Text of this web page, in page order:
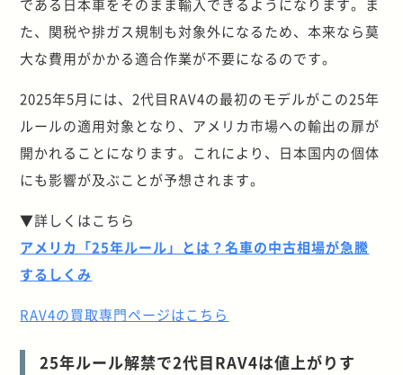
である日本車をそのまま輸入できるようになります。ま
た、関税や排ガス規制も対象外になるため、本来なら莫
大な費用がかかる適合作業が不要になるのです。
2025年5月には、2代目RAV4の最初のモデルがこの25年
ルールの適用対象となり、アメリカ市場への輸出の扉が
開かれることになります。これにより、日本国内の個体
にも影響が及ぶことが予想されます。
▼詳しくはこちら
アメリカ「25年ルール」とは？名車の中古相場が急騰
するしくみ
RAV4の買取専門ページはこちら
25年ルール解禁で2代目RAV4は値上がりす